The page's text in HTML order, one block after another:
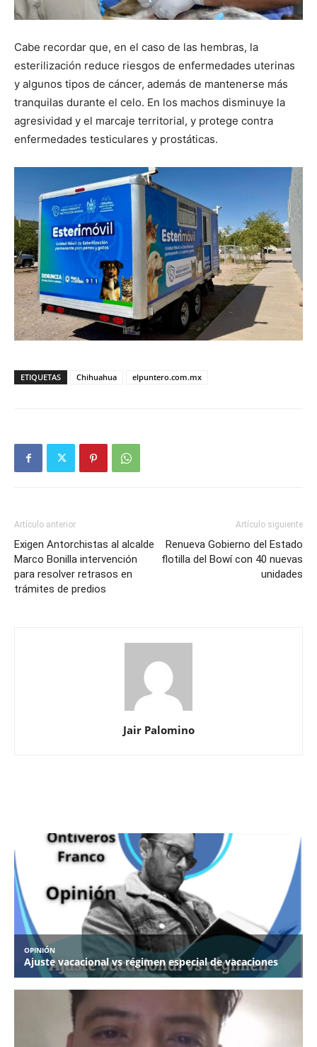
Cabe recordar que, en el caso de las hembras, la
esterilización reduce riesgos de enfermedades uterinas
y algunos tipos de cáncer, además de mantenerse más
tranquilas durante el celo. En los machos disminuye la
agresividad y el marcaje territorial, y protege contra
enfermedades testiculares y prostáticas.
ETIQUETAS Chihuahua elpuntero.com.mx
Artículo anterior
Exigen Antorchistas al alcalde
Marco Bonilla intervención
para resolver retrasos en
trámites de predios
Artículo siguiente
Renueva Gobierno del Estado
flotilla del Bowí con 40 nuevas
unidades
Jair Palomino